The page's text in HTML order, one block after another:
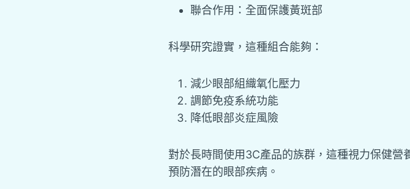
聯合作用：全面保護黃斑部
科學研究證實，這種組合能夠：
減少眼部組織氧化壓力
調節免疫系統功能
降低眼部炎症風險
對於長時間使用3C產品的族群，這種視力保健
預防潛在的眼部疾病。